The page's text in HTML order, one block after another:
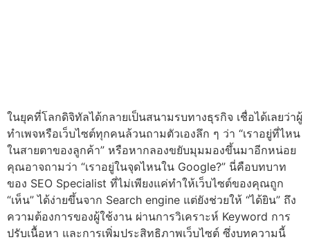
ในยุคที่โลกดิจิทัลได้กลายเป็นสนามรบทางธุรกิจ เชื่อได้เลยว่าผู้
ทำเพจหรือเว็บไซต์ทุกคนล้วนถามตัวเองลึก ๆ ว่า “เราอยู่ที่ไหน
ในสายตาของลูกค้า” หรือหากลองขยับมุมมองขึ้นมาอีกหน่อย
คุณอาจถามว่า “เราอยู่ในจุดไหนใน Google?” นี่คือบทบาท
ของ SEO Specialist ที่ไม่เพียงแค่ทำให้เว็บไซต์ของคุณถูก
“เห็น” ได้ง่ายขึ้นจาก Search engine แต่ยังช่วยให้ “ได้ยิน” ถึง
ความต้องการของผู้ใช้งาน ผ่านการวิเคราะห์ Keyword การ
ปรับเนื้อหา และการเพิ่มประสิทธิภาพเว็บไซต์ ซึ่งบทความนี้